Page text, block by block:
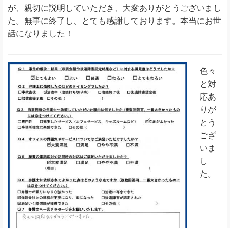
が、親切に説明していただき、大変ありがとうございまし
た。無事に終了し、とても感謝しております。本当にお世
話になりました！
色々
と対
応あ
りが
とう
ござ
いま
し
た。